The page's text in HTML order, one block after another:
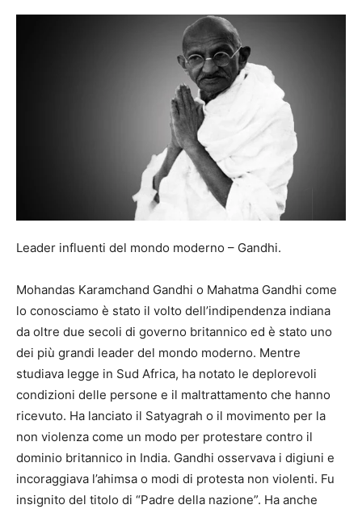
Leader influenti del mondo moderno – Gandhi.
Mohandas Karamchand Gandhi o Mahatma Gandhi come
lo conosciamo è stato il volto dell’indipendenza indiana
da oltre due secoli di governo britannico ed è stato uno
dei più grandi leader del mondo moderno. Mentre
studiava legge in Sud Africa, ha notato le deplorevoli
condizioni delle persone e il maltrattamento che hanno
ricevuto. Ha lanciato il Satyagrah o il movimento per la
non violenza come un modo per protestare contro il
dominio britannico in India. Gandhi osservava i digiuni e
incoraggiava l’ahimsa o modi di protesta non violenti. Fu
insignito del titolo di “Padre della nazione”. Ha anche